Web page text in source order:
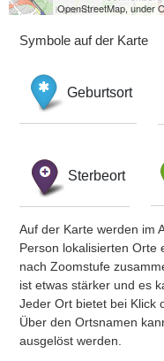
OpenStreetMap, under
Symbole auf der Karte
Geburtsort
Sterbeort
Auf der Karte werden im
Person lokalisierten Orte
nach Zoomstufe
ist etwas stärker und es
Jeder Ort bietet bei Klick
Über den Ortsnamen
ausgelöst werden.